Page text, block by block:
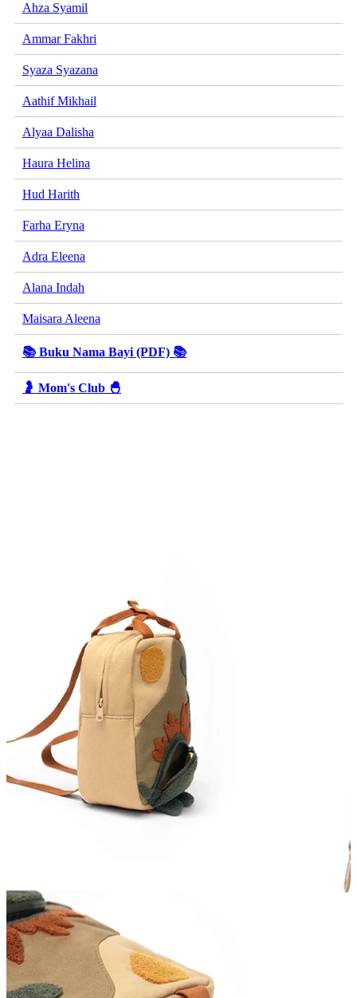
Ahza Syamil
Ammar Fakhri
Syaza Syazana
Aathif Mikhail
Alyaa Dalisha
Haura Helina
Hud Harith
Farha Eryna
Adra Eleena
Alana Indah
Maisara Aleena
📚 Buku Nama Bayi (PDF) 📚
🤰 Mom's Club 🐣